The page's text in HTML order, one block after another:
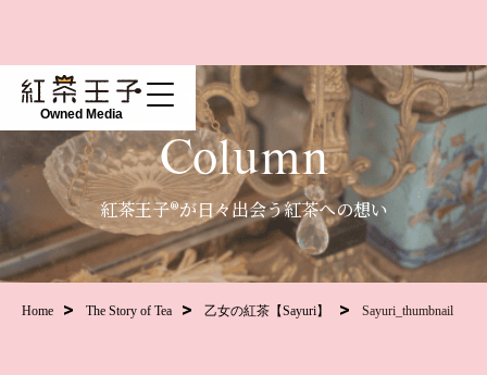
Owned Media
Column
紅茶王子®が日々出会う紅茶への想い
Home The Story of Tea 乙女の紅茶【Sayuri】 Sayuri_thumbnail